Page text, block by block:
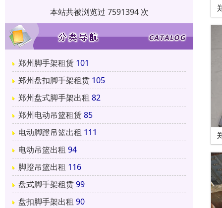
本站共被浏览过 7591394 次
郑州脚手架租赁 101
郑州盘扣脚手架租赁 105
郑州盘式脚手架出租 82
郑州电动吊篮租赁85
电动脚蹬吊篮出租 111
电动吊篮出租 94
脚蹬吊篮出租 116
盘式脚手架租赁99
盘扣脚手架出租 90